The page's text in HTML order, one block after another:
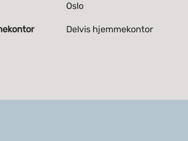
Oslo
Delvis hjemmekontor